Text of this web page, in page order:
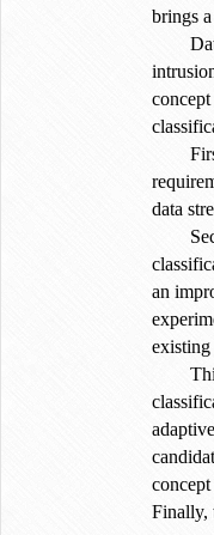
brings
data
an
Finally,